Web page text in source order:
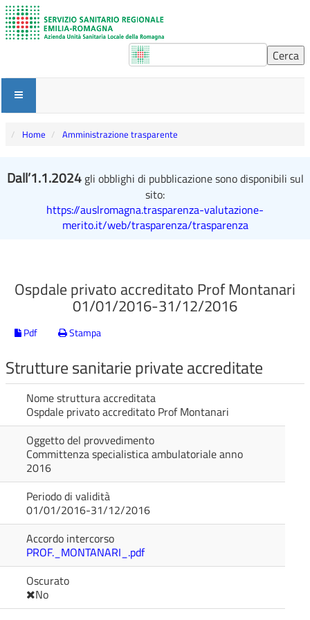
Home Amministrazione trasparente
Dall’1.1.2024gli obblighi di pubblicazione sono disponibili sul
sito:
https://auslromagna.trasparenza-valutazione-
merito.it/web/trasparenza/trasparenza
Ospdale privato accreditato Prof Montanari
01/01/2016-31/12/2016
Pdf Stampa
Strutture sanitarie private accreditate
Nome struttura accreditata
Ospdale privato accreditato Prof Montanari
Oggetto del provvedimento
Committenza specialistica ambulatoriale anno
2016
Periodo di validità
01/01/2016-31/12/2016
Accordo intercorso
PROF._MONTANARI_.pdf
Oscurato
No